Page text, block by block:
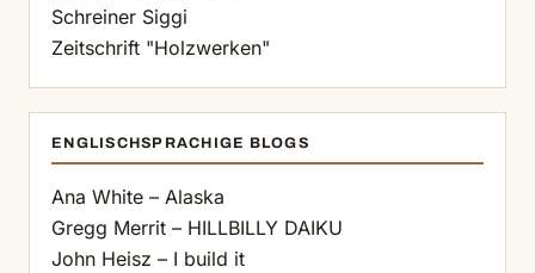
Schreiner Siggi
Zeitschrift "Holzwerken"
ENGLISCHSPRACHIGE BLOGS
Ana White – Alaska
Gregg Merrit – HILLBILLY DAIKU
John Heisz – I build it